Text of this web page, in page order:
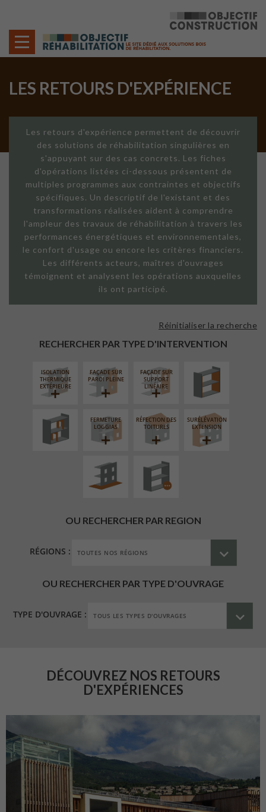
LES RETOURS D'EXPÉRIENCE
Les retours d'expérience permettent de découvrir
des solutions de réhabilitation singulières en
s'appuyant sur des cas concrets. Les fiches
d'opérations listées ci-dessous présentent de
multiples programmes aux contraintes et objectifs
spécifiques. Un descriptif de l'existant et des
transformations réalisées aident à comprendre
l'ampleur des travaux de réhabilitation à travers les
performances énergétiques et environnementales,
le confort d'usage ou encore les critères financiers.
Les différents acteurs, maîtres d'ouvrages
témoignent et analysent les opérations auxquelles
ils ont participé.
RECHERCHER PAR TYPE D'INTERVENTION
Réinitialiser la recherche
ISOLATION
THERMIQUE
EXTÉRIEURE
FAÇADE SUR
PAROI PLEINE
FAÇADE SUR
SUPPORT
LINÉAIRE
ISOLATION
INTÉRIEURE
RÉAMÉNAGEMENT
INTÉRIEUR
FERMETURE
LOGGIAS
RÉFECTION DES
TOITURES
SURÉLÉVATION
EXTENSION
AMÉNAGEMENT
EXTÉRIEUR
PROCÉDÉ
PARTICULIER
OU RECHERCHER PAR REGION
RÉGIONS :
OU RECHERCHER PAR TYPE D'OUVRAGE
TYPE D'OUVRAGE :
DÉCOUVREZ NOS RETOURS
D'EXPÉRIENCES